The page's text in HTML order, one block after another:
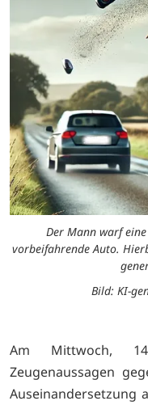
Der Mann warf
vorbeifahrende Auto.
Bild: KI-
Am Mittwoch,
Zeugenaussagen
Auseinandersetzung